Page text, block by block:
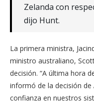
Zelanda con
dijo Hunt.
La primera ministra,
ministro australiano,
decisión. “A última hora
informó de la decisión
confianza en nuestros